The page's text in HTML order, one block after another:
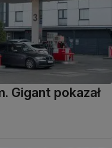
Gigant pokazał